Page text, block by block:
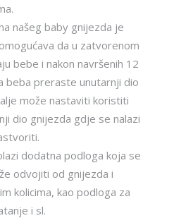
našeg baby gnijezda je
da u zatvorenom
bebe i nakon navršenih 12
beba preraste unutarnji dio
može nastaviti koristiti
dio gnijezda gdje se nalazi
dodatna podloga koja se
odvojiti od gnijezda i
kolicima, kao podloga za
i sl.